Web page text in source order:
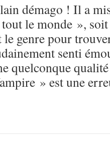
démago ! Il a
le monde »,
le genre pour
senti
quelconque
» est une